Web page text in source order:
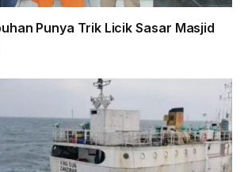
Punya Trik Licik Sasar Masjid